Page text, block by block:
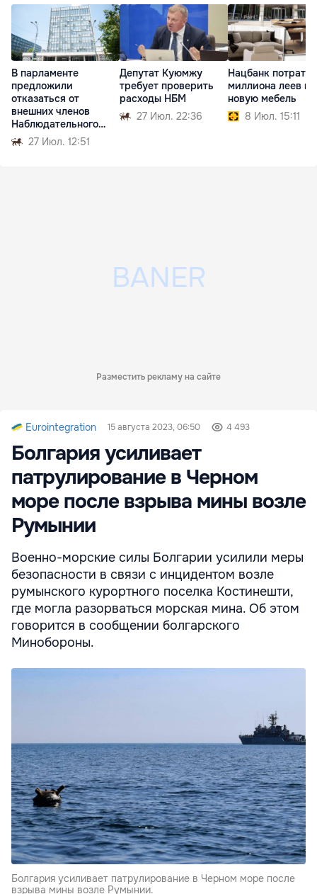
В парламенте
предложили
отказаться от
внешних членов
Наблюдательного
совета НБМ
27 Июл. 12:51
Депутат Куюмжу
требует проверить
расходы НБМ
27 Июл. 22:36
Нацбанк
миллиона леев на
новую мебель
8 Июл. 15:11
Разместить рекламу на сайте
Eurointegration 15 августа 2023, 06:50 4 493
Болгария усиливает
патрулирование в Черном
море после взрыва мины возле
Румынии
Военно-морские силы Болгарии усилили меры
безопасности в связи с инцидентом возле
румынского курортного поселка Костинешти,
где могла разорваться морская мина. Об этом
говорится в сообщении болгарского
Минобороны.
Болгария усиливает патрулирование в Черном море после
взрыва мины возле Румынии.